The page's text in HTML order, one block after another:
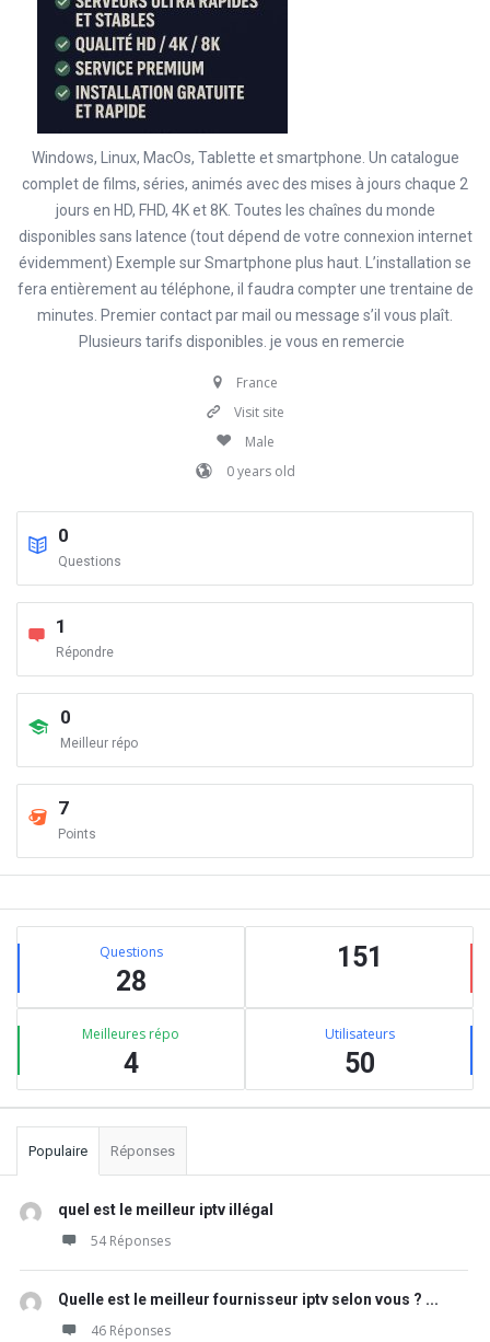
Windows, Linux, MacOs, Tablette et smartphone. Un catalogue
complet de films, séries, animés avec des mises à jours chaque 2
jours en HD, FHD, 4K et 8K. Toutes les chaînes du monde
disponibles sans latence (tout dépend de votre connexion internet
évidemment) Exemple sur Smartphone plus haut. L’installation se
fera entièrement au téléphone, il faudra compter une trentaine de
minutes. Premier contact par mail ou message s’il vous plaît.
Plusieurs tarifs disponibles. je vous en remercie
France
Visit site
Male
0 years old
0
Questions
1
Répondre
0
Meilleur répo
7
Points
Barre
latérale
Stats Questions
28
151
Meilleures répo
4
Utilisateurs
50
Populaire Réponses
quel est le meilleur iptv illégal
54 Réponses
Quelle est le meilleur fournisseur iptv selon vous ? ...
46 Réponses